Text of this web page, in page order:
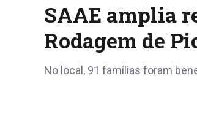
SAAE amplia
Rodagem de
No local, 91 famílias foram